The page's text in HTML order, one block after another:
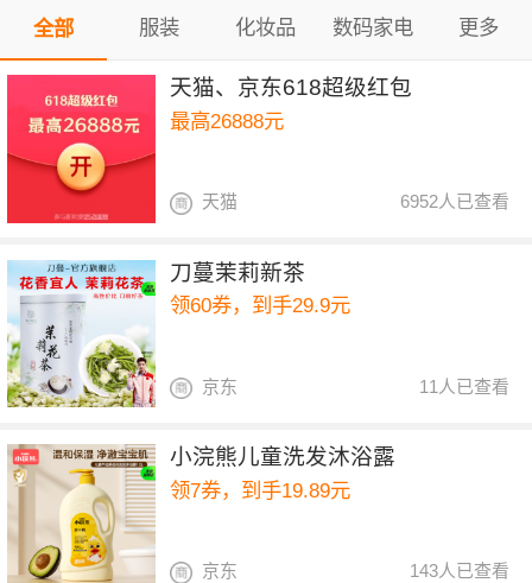
全部 服装 化妆品 数码家电 更多
天猫、京东618超级红包
最高26888元
6952人已查看
天猫
刀蔓茉莉新茶
领60券，到手29.9元
11人已查看
京东
小浣熊儿童洗发沐浴露
领7券，到手19.89元
143人已查看
京东